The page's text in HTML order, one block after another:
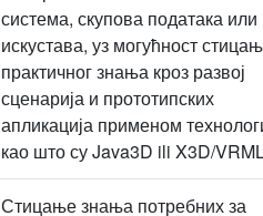
система, скупова података или
искустава, уз могућност
практичног знања кроз развој
сценарија и прототипских
апликација применом
као што су Java3D ili X3D/
Стицање знања потребних за